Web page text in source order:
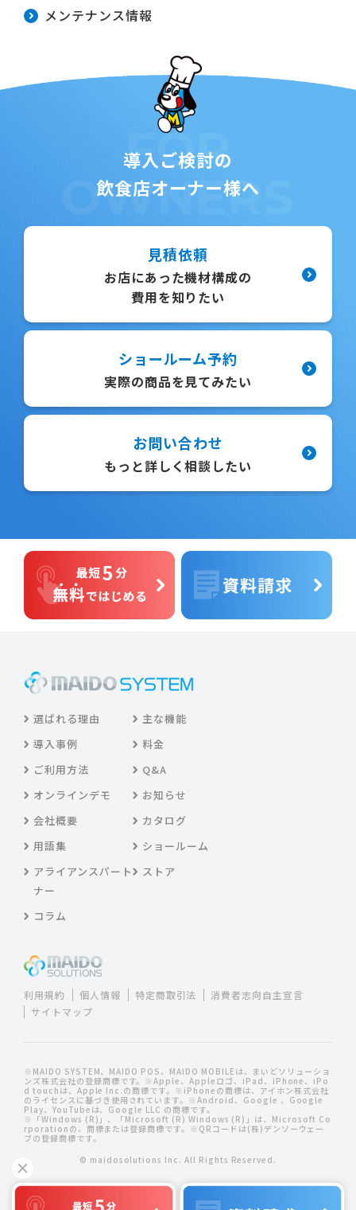
メンテナンス情報
導入ご検討の
飲食店オーナー様へ
FOR
OWNERS
見積依頼
お店にあった機材構成の
費用を知りたい
ショールーム予約
実際の商品を見てみたい
お問い合わせ
もっと詳しく相談したい
選ばれる理由
主な機能
導入事例
料金
ご利用方法
Q&A
オンラインデモ
お知らせ
会社概要
カタログ
用語集
ショールーム
アライアンスパート
ナー
ストア
コラム
利用規約 個人情報 特定商取引法
消費者志向自主宣言
サイトマップ
※MAIDO SYSTEM、MAIDO POS、MAIDO MOBILEは、まいどソリューショ
ンズ株式会社の登録商標です。※Apple、Appleロゴ、iPad、iPhone、iPo
d touchは、Apple Inc.の商標です。※iPhoneの商標は、アイホン株式会社
のライセンスに基づき使用されています。※Android、Google 、Google
Play、YouTubeは、Google LLC の商標です。
※「Windows (R)」、「Microsoft (R) Windows (R)」は、Microsoft Co
rporationの、商標または登録商標です。※QRコードは(株)デンソーウェー
ブの登録商標です。
© maidosolutions Inc. All Rights Reserved.